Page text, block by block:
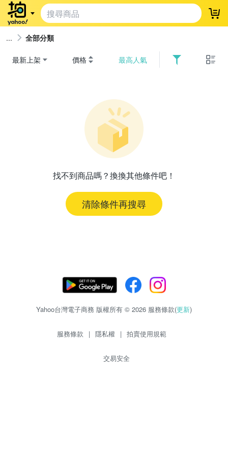
登
全部分類
最新上架 價格 最高人氣
找不到商品嗎？換換其他條件吧！
清除條件再搜尋
Yahoo台灣電子商務 版權所有 © 2026 服務條款(更新)
服務條款 | 隱私權 | 拍賣使用規範
交易安全